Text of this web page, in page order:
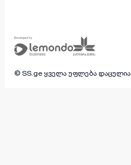
© SS.ge ყველა უფლება დაცულია